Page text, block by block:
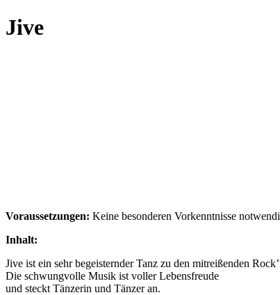
Jive
Voraussetzungen: Keine besonderen Vorkenntnisse
Inhalt:
Jive ist ein sehr begeisternder Tanz zu den mitreißenden
Die schwungvolle Musik ist voller Lebensfreude
und steckt Tänzerin und Tänzer an.